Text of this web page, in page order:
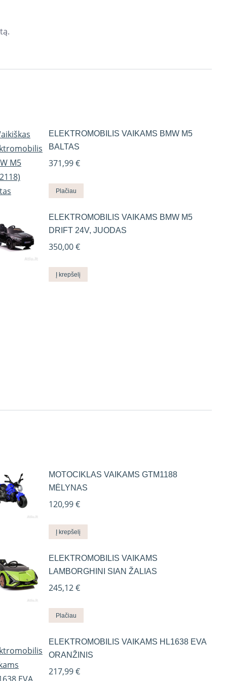
ELEKTROMOBILIS VAIKAMS BMW M5
BALTAS
371,99€
Plačiau
ELEKTROMOBILIS VAIKAMS BMW M5
DRIFT 24V, JUODAS
350,00€
Į krepšelį
MOTOCIKLAS VAIKAMS GTM1188
MĖLYNAS
120,99€
Į krepšelį
ELEKTROMOBILIS VAIKAMS
LAMBORGHINI SIAN ŽALIAS
245,12€
Plačiau
ELEKTROMOBILIS VAIKAMS HL1638 EVA
ORANŽINIS
217,99€